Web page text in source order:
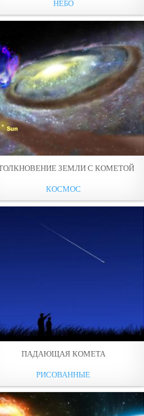
НЕБО
ЗЕМЛИ С КОМЕТОЙ
КОСМОС
ПАДАЮЩАЯ КОМЕТА
РИСОВАННЫЕ